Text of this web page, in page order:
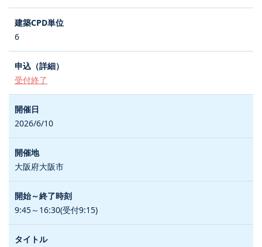
6
受付終了
2026/6/10
大阪府大阪市
9:45～16:30(受付9:15)